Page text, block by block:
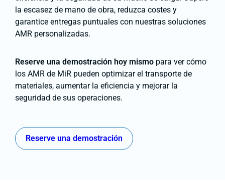
la escasez de mano de obra, reduzca costes y
garantice entregas puntuales con nuestras soluciones
AMR personalizadas.
Reserve una demostración hoy mismo para ver cómo
los AMR de MiR pueden optimizar el transporte de
materiales, aumentar la eficiencia y mejorar la
seguridad de sus operaciones.
Reserve una demostración